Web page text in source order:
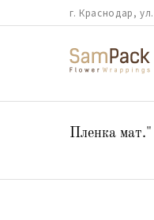
г. Краснодар,
Пленка